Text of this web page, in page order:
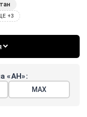
+3
«АН»:
МАХ